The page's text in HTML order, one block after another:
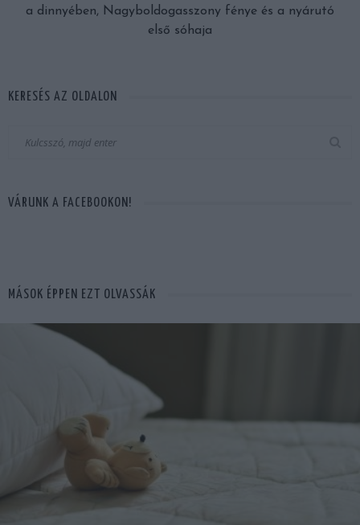
a dinnyében, Nagyboldogasszony fénye és a nyárutó
első sóhaja
KERESÉS AZ OLDALON
VÁRUNK A FACEBOOKON!
MÁSOK ÉPPEN EZT OLVASSÁK